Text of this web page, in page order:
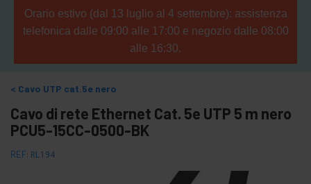
Orario estivo (dal 13 luglio al 4 settembre): assistenza
telefonica dalle 09:00 alle 17:00 e negozio dalle 08:00
alle 16:30.
Cavo UTP cat.5e nero
Cavo di rete Ethernet Cat. 5e UTP 5 m nero
PCU5-15CC-0500-BK
REF: RL194